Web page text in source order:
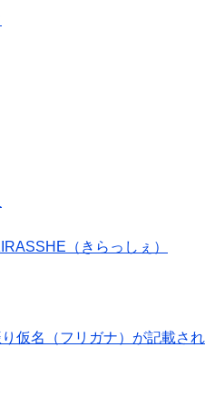
（きらっしぇ）
仮名（フリガナ）が記載さ